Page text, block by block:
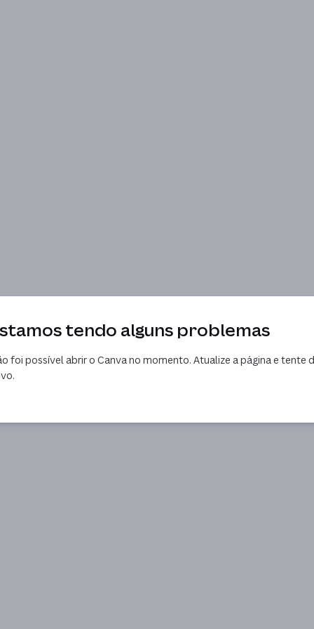
tendo alguns problemas
foi possível abrir o Canva no momento. Atualize a página e tente